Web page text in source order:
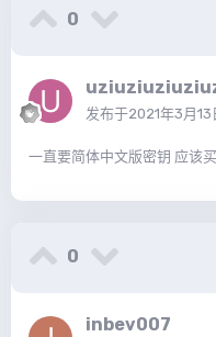
0
发布于2021年3月13
一直要简体中文版密钥 应该
0
inbev007